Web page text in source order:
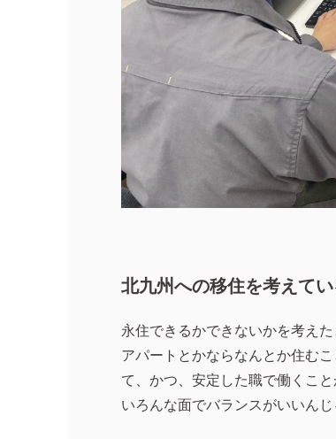
北九州への移住を考えて
永住できるかできないかを考え
アパートとかならなんとか住む
て、かつ、安定した職で働くこ
いろんな面でバランスがいいんじ